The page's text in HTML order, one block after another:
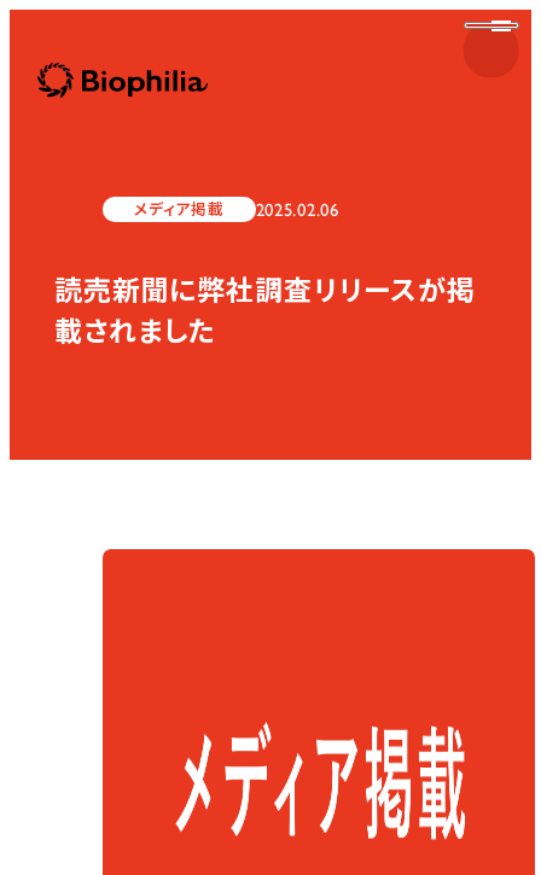
Biophilia
Biophilia
メディア掲載 2025.02.06
読売新聞に弊社調査リリースが掲
載されました